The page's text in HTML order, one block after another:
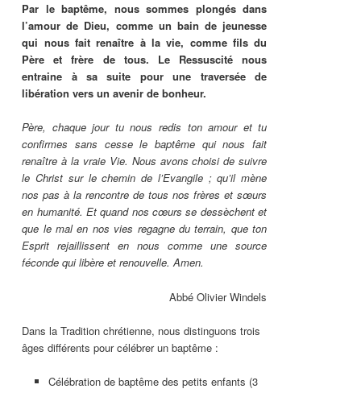
Par le baptême, nous sommes plongés dans
l’amour de Dieu, comme un bain de jeunesse
qui nous fait renaître à la vie, comme fils du
Père et frère de tous. Le Ressuscité nous
entraine à sa suite pour une traversée de
libération vers un avenir de bonheur.
Père, chaque jour tu nous redis ton amour et tu
confirmes sans cesse le baptême qui nous fait
renaître à la vraie Vie. Nous avons choisi de suivre
le Christ sur le chemin de l’Evangile ; qu’il mène
nos pas à la rencontre de tous nos frères et sœurs
en humanité. Et quand nos cœurs se dessèchent et
que le mal en nos vies regagne du terrain, que ton
Esprit rejaillissent en nous comme une source
féconde qui libère et renouvelle. Amen.
Abbé Olivier Windels
Dans la Tradition chrétienne, nous distinguons trois
âges différents pour célébrer un baptême :
Célébration de baptême des petits enfants (3